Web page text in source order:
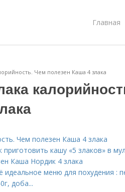
Главная
Чем полезен Каша 4 злака
Чем полезен Каша 4 злака
кашу «5 злаков» в
Каша Нордик 4 злака
идеальное меню для похудения :
доба...